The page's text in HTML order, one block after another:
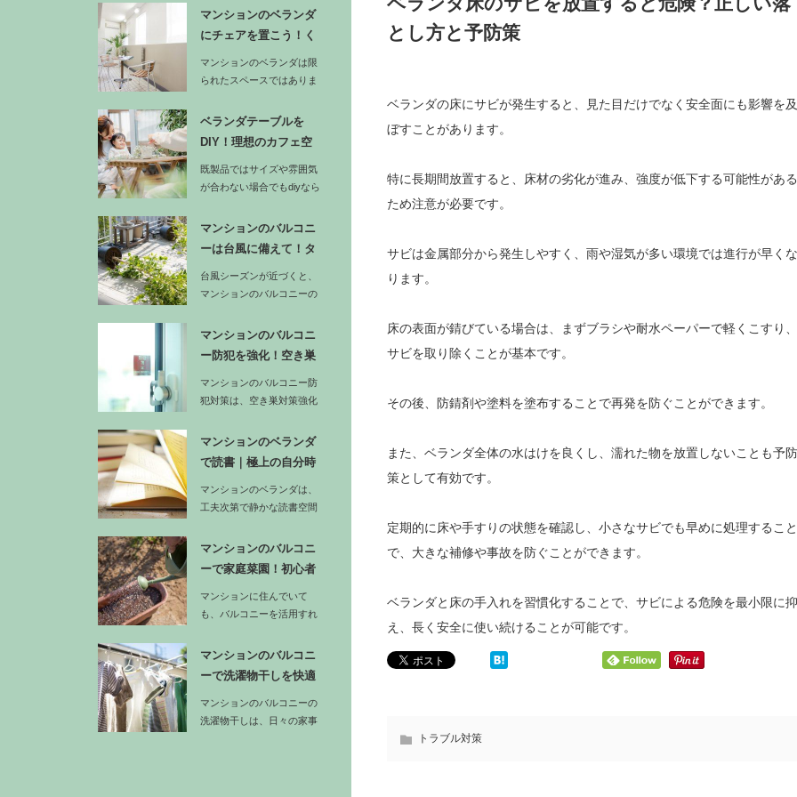
とし方と予防策
ベランダの床にサビが発生すると、見た目だけでなく安全面にも影響を及
ぼすことがあります。
特に長期間放置すると、床材の劣化が進み、強度が低下する可能性がある
ため注意が必要です。
サビは金属部分から発生しやすく、雨や湿気が多い環境では進行が早くな
ります。
床の表面が錆びている場合は、まずブラシや耐水ペーパーで軽くこすり、
サビを取り除くことが基本です。
その後、防錆剤や塗料を塗布することで再発を防ぐことができます。
また、ベランダ全体の水はけを良くし、濡れた物を放置しないことも予防
策として有効です。
定期的に床や手すりの状態を確認し、小さなサビでも早めに処理すること
で、大きな補修や事故を防ぐことができます。
ベランダと床の手入れを習慣化することで、サビによる危険を最小限に抑
え、長く安全に使い続けることが可能です。
トラブル対策
マ
ン
がスノコ…
マンションのベランダ
にチェアを置こう！く
つろぎ時間…
マンションのベランダは限
られたスペースではありま
つろぎ空…
ベランダテーブルを
DIY！理想のカフェ空
間を作るア…
既製品ではサイズや雰囲気
が合わない場合でもdiyなら
わせ…
マンションのバルコニ
ーは台風に備えて！タ
イルや家具…
台風シーズンが近づくと、
マンションのバルコニーの
す。…
マンションのバルコニ
ー防犯を強化！空き巣
に狙われな…
マンションのバルコニー防
犯対策は、空き巣対策強化
ず…
マンションのベランダ
で読書｜極上の自分時
間にするア…
マンションのベランダは、
工夫次第で静かな読書空間
…
マンションのバルコニ
ーで家庭菜園！初心者
でも収穫で…
マンションに住んでいて
も、バルコニーを活用すれ
ことができ…
マンションのバルコニ
ーで洗濯物干しを快適
に！家事動…
マンションのバルコニーの
洗濯物干しは、日々の家事